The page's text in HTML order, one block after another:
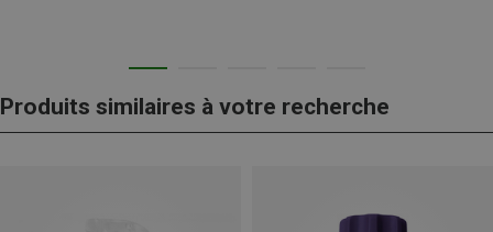
Produits similaires à votre recherche